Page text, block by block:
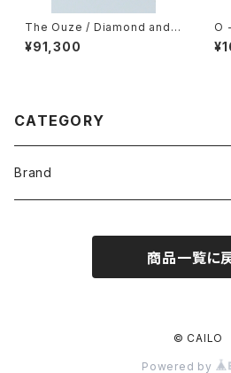
The Ouze / Diamond and S
apphire Scatter Signet
¥91,300
O
CATEGORY
Brand
Marvine Pontiak shirt makers
商品一覧に
© CAILO
Powered by